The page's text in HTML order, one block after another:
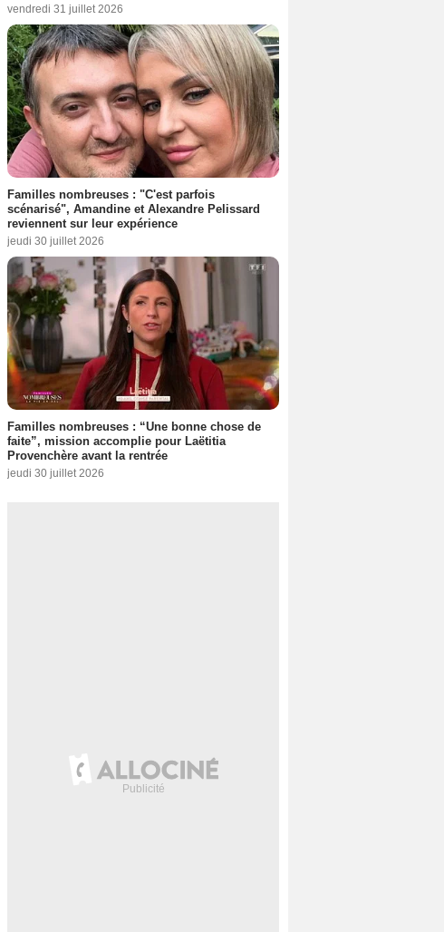
vendredi 31 juillet 2026
Familles nombreuses : "C'est parfois
scénarisé", Amandine et Alexandre Pelissard
reviennent sur leur expérience
jeudi 30 juillet 2026
Familles nombreuses : “Une bonne chose de
faite”, mission accomplie pour Laëtitia
Provenchère avant la rentrée
jeudi 30 juillet 2026